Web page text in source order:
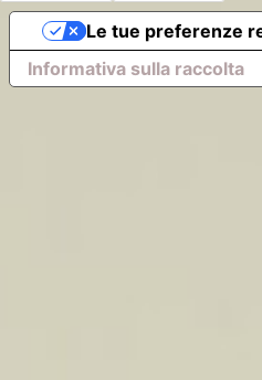
Informativa sulla raccolta
Le tue preferenze